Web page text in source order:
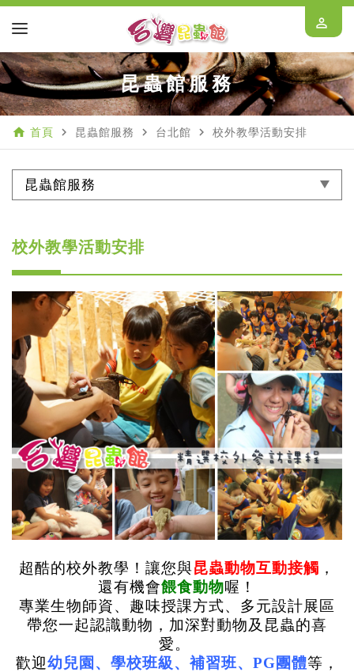
perm_identity
昆蟲館服務
home 首頁 navigate_next 昆蟲館服務 navigate_next 台北館 navigate_next 校外教學活動安排
昆蟲館服務
校外教學活動安排
超酷的校外教學！讓您與昆蟲動物互動接觸 ，
還有機會餵食動物喔！
專業生物師資、趣味授課方式、多元設計展區
帶您一起認識動物，加深對動物及昆蟲的喜
愛。
歡迎幼兒園、學校班級、補習班、PG團體等，